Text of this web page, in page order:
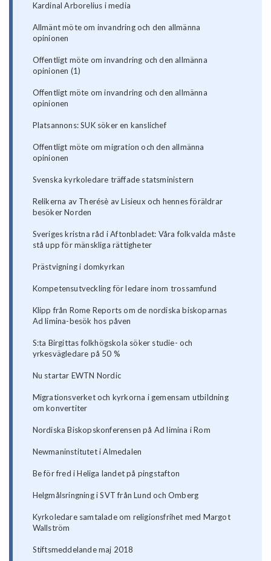
Kardinal Arborelius i media
Allmänt möte om invandring och den allmänna
opinionen
Offentligt möte om invandring och den allmänna
opinionen (1)
Offentligt möte om invandring och den allmänna
opinionen
Platsannons: SUK söker en kanslichef
Offentligt möte om migration och den allmänna
opinionen
Svenska kyrkoledare träffade statsministern
Relikerna av Therésè av Lisieux och hennes föräldrar
besöker Norden
Sveriges kristna råd i Aftonbladet: Våra folkvalda måste
stå upp för mänskliga rättigheter
Prästvigning i domkyrkan
Kompetensutveckling för ledare inom trossamfund
Klipp från Rome Reports om de nordiska biskoparnas
Ad limina-besök hos påven
S:ta Birgittas folkhögskola söker studie- och
yrkesvägledare på 50 %
Nu startar EWTN Nordic
Migrationsverket och kyrkorna i gemensam utbildning
om konvertiter
Nordiska Biskopskonferensen på Ad limina i Rom
Newmaninstitutet i Almedalen
Be för fred i Heliga landet på pingstafton
Helgmålsringning i SVT från Lund och Omberg
Kyrkoledare samtalade om religionsfrihet med Margot
Wallström
Stiftsmeddelande maj 2018